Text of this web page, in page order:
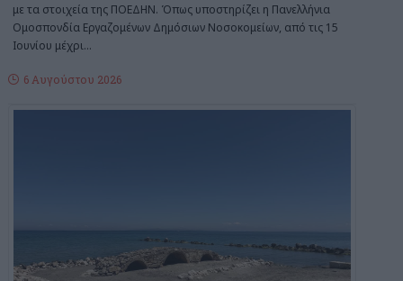
με τα στοιχεία της ΠΟΕΔΗΝ. Όπως υποστηρίζει η Πανελλήνια
Ομοσπονδία Εργαζομένων Δημόσιων Νοσοκομείων, από τις 15
Ιουνίου μέχρι…
6 Αυγούστου 2026